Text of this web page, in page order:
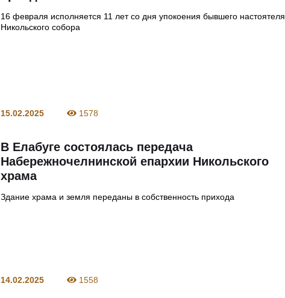
16 февраля исполняется 11 лет со дня упокоения бывшего настоятеля
Никольского собора
15.02.2025 1578
В Елабуге состоялась передача
Набережночелнинской епархии Никольского
храма
Здание храма и земля переданы в собственность прихода
14.02.2025 1558